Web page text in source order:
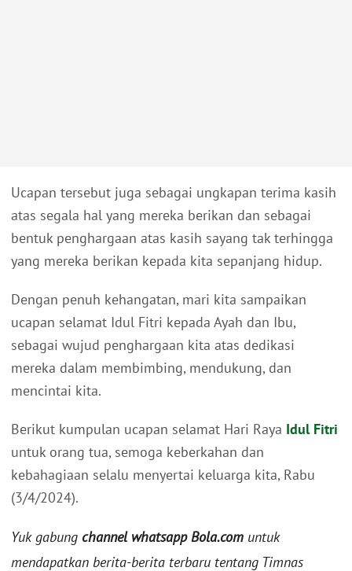
Ucapan tersebut juga sebagai ungkapan terima kasih
atas segala hal yang mereka berikan dan sebagai
bentuk penghargaan atas kasih sayang tak terhingga
yang mereka berikan kepada kita sepanjang hidup.
Dengan penuh kehangatan, mari kita sampaikan
ucapan selamat Idul Fitri kepada Ayah dan Ibu,
sebagai wujud penghargaan kita atas dedikasi
mereka dalam membimbing, mendukung, dan
mencintai kita.
Berikut kumpulan ucapan selamat Hari Raya Idul Fitri
untuk orang tua, semoga keberkahan dan
kebahagiaan selalu menyertai keluarga kita, Rabu
(3/4/2024).
Yuk gabung channel whatsapp Bola.com untuk
mendapatkan berita-berita terbaru tentang Timnas